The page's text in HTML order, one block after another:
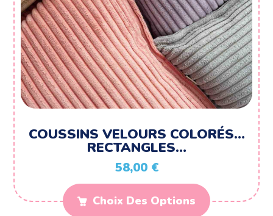
page
du
produit
COUSSINS VELOURS COLORÉS…
RECTANGLES…
58,00 €
Choix Des Options produit